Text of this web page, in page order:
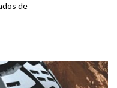
de